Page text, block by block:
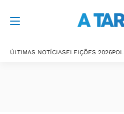
ÚLTIMAS NOTÍCIASELEIÇÕES 2026